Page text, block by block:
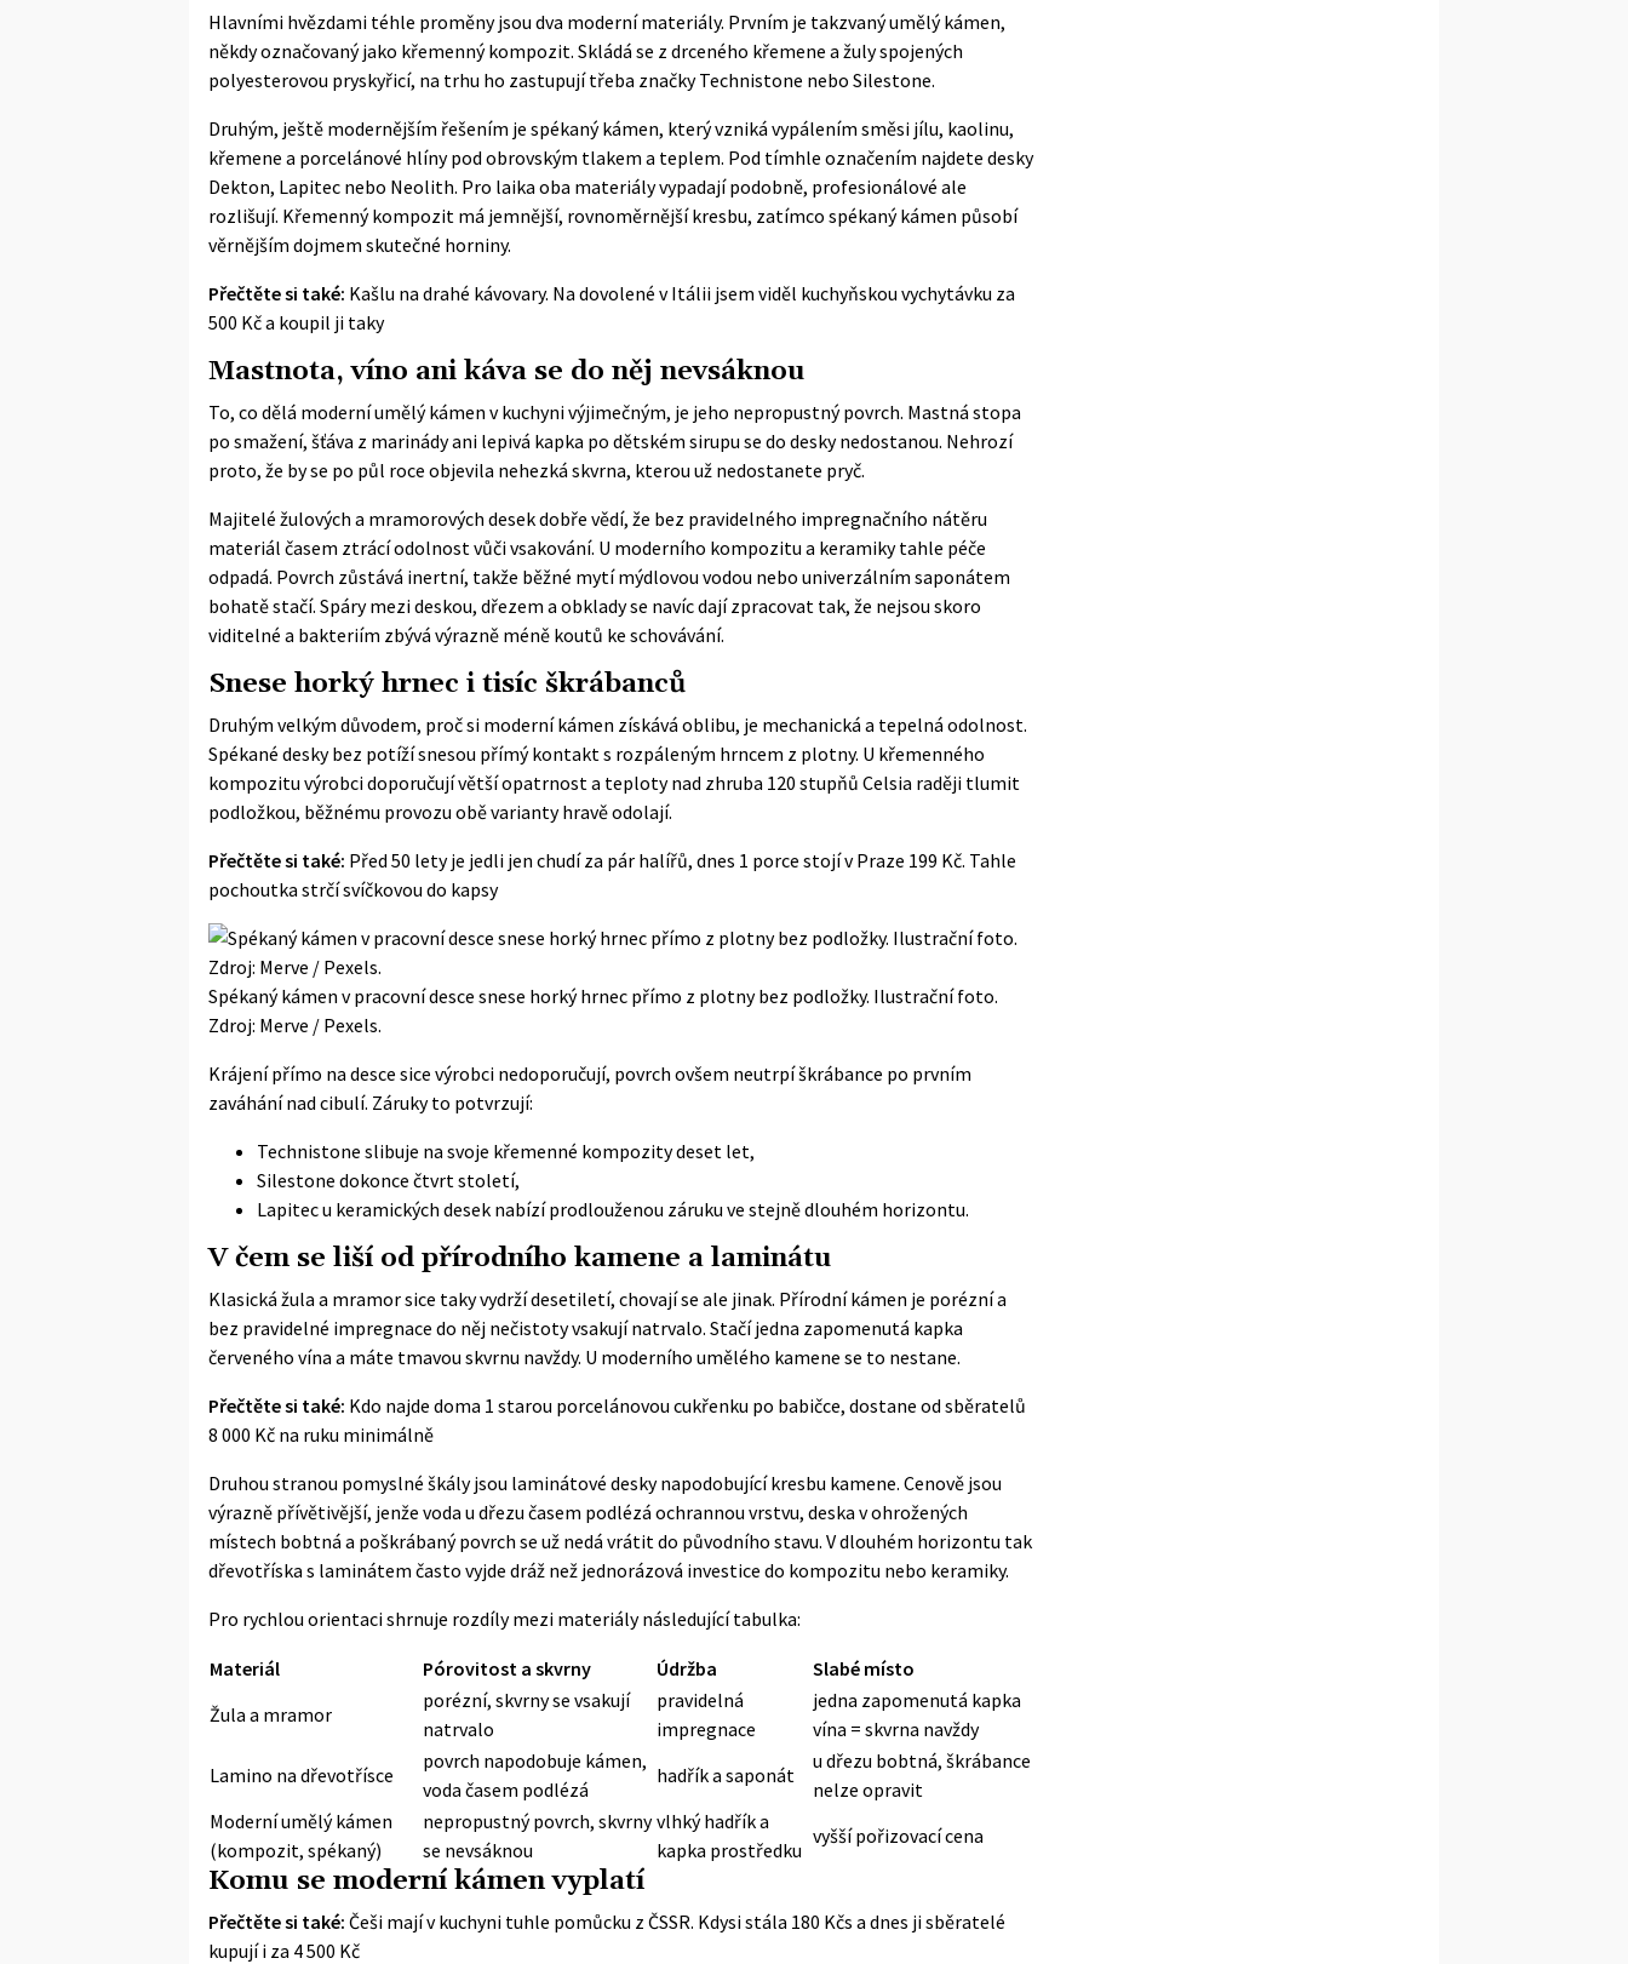
Hlavními hvězdami téhle proměny jsou dva moderní materiály. Prvním je takzvaný umělý kámen,
někdy označovaný jako křemenný kompozit. Skládá se z drceného křemene a žuly spojených
polyesterovou pryskyřicí, na trhu ho zastupují třeba značky Technistone nebo Silestone.
Druhým, ještě modernějším řešením je spékaný kámen, který vzniká vypálením směsi jílu, kaolinu,
křemene a porcelánové hlíny pod obrovským tlakem a teplem. Pod tímhle označením najdete desky
Dekton, Lapitec nebo Neolith. Pro laika oba materiály vypadají podobně, profesionálové ale
rozlišují. Křemenný kompozit má jemnější, rovnoměrnější kresbu, zatímco spékaný kámen působí
věrnějším dojmem skutečné horniny.
Přečtěte si také: Kašlu na drahé kávovary. Na dovolené v Itálii jsem viděl kuchyňskou vychytávku za
500 Kč a koupil ji taky
Mastnota, víno ani káva se do něj nevsáknou
To, co dělá moderní umělý kámen v kuchyni výjimečným, je jeho nepropustný povrch. Mastná stopa
po smažení, šťáva z marinády ani lepivá kapka po dětském sirupu se do desky nedostanou. Nehrozí
proto, že by se po půl roce objevila nehezká skvrna, kterou už nedostanete pryč.
Majitelé žulových a mramorových desek dobře vědí, že bez pravidelného impregnačního nátěru
materiál časem ztrácí odolnost vůči vsakování. U moderního kompozitu a keramiky tahle péče
odpadá. Povrch zůstává inertní, takže běžné mytí mýdlovou vodou nebo univerzálním saponátem
bohatě stačí. Spáry mezi deskou, dřezem a obklady se navíc dají zpracovat tak, že nejsou skoro
viditelné a bakteriím zbývá výrazně méně koutů ke schovávání.
Snese horký hrnec i tisíc škrábanců
Druhým velkým důvodem, proč si moderní kámen získává oblibu, je mechanická a tepelná odolnost.
Spékané desky bez potíží snesou přímý kontakt s rozpáleným hrncem z plotny. U křemenného
kompozitu výrobci doporučují větší opatrnost a teploty nad zhruba 120 stupňů Celsia raději tlumit
podložkou, běžnému provozu obě varianty hravě odolají.
Přečtěte si také: Před 50 lety je jedli jen chudí za pár halířů, dnes 1 porce stojí v Praze 199 Kč. Tahle
pochoutka strčí svíčkovou do kapsy
Spékaný kámen v pracovní desce snese horký hrnec přímo z plotny bez podložky. Ilustrační foto.
Zdroj: Merve / Pexels.
Krájení přímo na desce sice výrobci nedoporučují, povrch ovšem neutrpí škrábance po prvním
zaváhání nad cibulí. Záruky to potvrzují:
Technistone slibuje na svoje křemenné kompozity deset let,
Silestone dokonce čtvrt století,
Lapitec u keramických desek nabízí prodlouženou záruku ve stejně dlouhém horizontu.
V čem se liší od přírodního kamene a laminátu
Klasická žula a mramor sice taky vydrží desetiletí, chovají se ale jinak. Přírodní kámen je porézní a
bez pravidelné impregnace do něj nečistoty vsakují natrvalo. Stačí jedna zapomenutá kapka
červeného vína a máte tmavou skvrnu navždy. U moderního umělého kamene se to nestane.
Přečtěte si také: Kdo najde doma 1 starou porcelánovou cukřenku po babičce, dostane od sběratelů
8 000 Kč na ruku minimálně
Druhou stranou pomyslné škály jsou laminátové desky napodobující kresbu kamene. Cenově jsou
výrazně přívětivější, jenže voda u dřezu časem podlézá ochrannou vrstvu, deska v ohrožených
místech bobtná a poškrábaný povrch se už nedá vrátit do původního stavu. V dlouhém horizontu tak
dřevotříska s laminátem často vyjde dráž než jednorázová investice do kompozitu nebo keramiky.
Pro rychlou orientaci shrnuje rozdíly mezi materiály následující tabulka:
Materiál Pórovitost a skvrny Údržba
Slabé místo
Žula a mramor
porézní, skvrny se vsakují
natrvalo
pravidelná
impregnace
jedna zapomenutá kapka
vína = skvrna navždy
Lamino na dřevotřísce
povrch napodobuje kámen,
voda časem podlézá
hadřík a saponát
u dřezu bobtná, škrábance
nelze opravit
Moderní umělý kámen
(kompozit, spékaný)
nepropustný povrch, skvrny
se nevsáknou
vlhký hadřík a
kapka prostředku
vyšší pořizovací cena
Komu se moderní kámen vyplatí
Přečtěte si také: Češi mají v kuchyni tuhle pomůcku z ČSSR. Kdysi stála 180 Kčs a dnes ji sběratelé
kupují i za 4 500 Kč